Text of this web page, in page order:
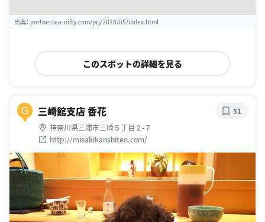
出典： partner.tea-nifty.com/prj/2010/05/index.html
このスポットの詳細を見る
G 三崎館支店 香花
神奈川県三浦市三崎５丁目２-７
http://misakikanshiten.com/
51